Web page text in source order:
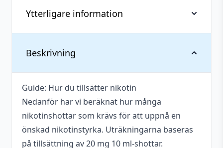
Beskrivning
Guide: Hur du tillsätter nikotin
Nedanför har vi beräknat hur många
nikotinshottar som krävs för att uppnå en
önskad nikotinstyrka. Uträkningarna baseras
på tillsättning av 20 mg 10 ml-shottar.
Ytterligare information
Vikt
Anpassad för
nikotinstyrka
Antal ml
100 ml
Beskrivande
Bärig ,Mjölkig ,
Blandning
70VG / 30PG